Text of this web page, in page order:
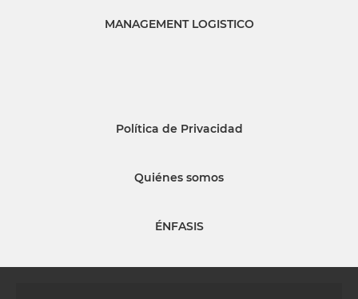
MANAGEMENT LOGISTICO
Política de Privacidad
Quiénes somos
ÉNFASIS